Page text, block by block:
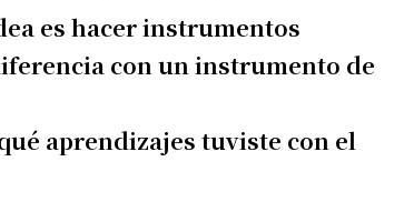
es hacer instrumentos
con un instrumento de
aprendizajes tuviste con el